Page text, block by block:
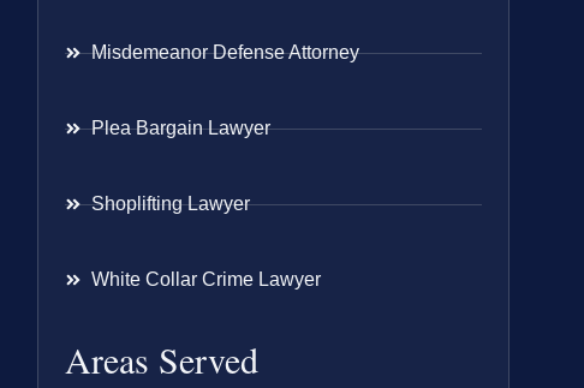
Misdemeanor Defense Attorney
Plea Bargain Lawyer
Shoplifting Lawyer
White Collar Crime Lawyer
Areas Served